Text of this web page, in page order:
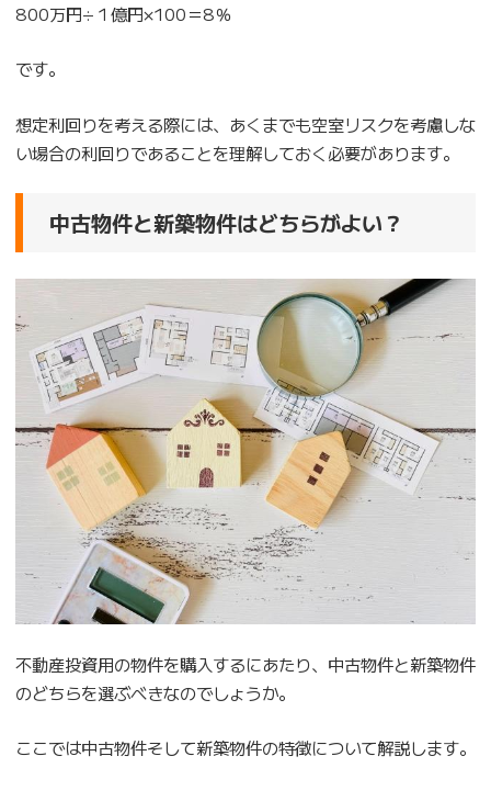
800万円÷１億円×100＝8％
です。
想定利回りを考える際には、あくまでも空室リスクを考慮しな
い場合の利回りであることを理解しておく必要があります。
中古物件と新築物件はどちらがよい？
不動産投資用の物件を購入するにあたり、中古物件と新築物件
のどちらを選ぶべきなのでしょうか。
ここでは中古物件そして新築物件の特徴について解説します。